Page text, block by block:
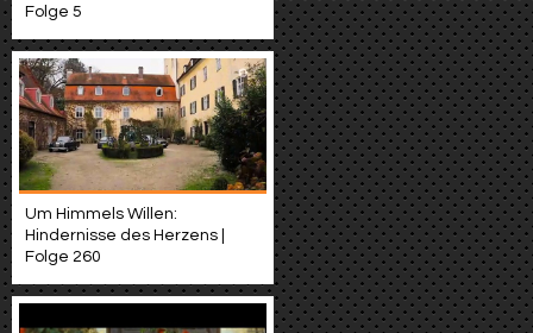
Folge 5
Um Himmels Willen:
Hindernisse des Herzens |
Folge 260